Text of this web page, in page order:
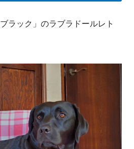
ラック」のラブラドールレト